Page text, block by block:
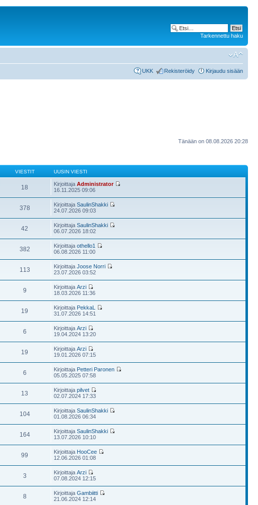
Tarkennettu haku
UKK Rekisteröidy Kirjaudu sisään
Tänään on 08.08.2026 20:28
VIESTIT UUSIN VIESTI
18 KirjoittajaAdministrator
16.11.2025 09:06
378 KirjoittajaSaulinShakki
24.07.2026 09:03
42 KirjoittajaSaulinShakki
06.07.2026 18:02
382 Kirjoittajaothello1
06.08.2026 11:00
113 KirjoittajaJoose Norri
23.07.2026 03:52
9 KirjoittajaArzi
18.03.2026 11:36
19 Kirjoittaja PekkaL
31.07.2026 14:51
6 KirjoittajaArzi
19.04.2024 13:20
19 KirjoittajaArzi
19.01.2026 07:15
6 Kirjoittaja Petteri Paronen
05.05.2025 07:58
13 Kirjoittajapilvet
02.07.2024 17:33
104 KirjoittajaSaulinShakki
01.08.2026 06:34
164 KirjoittajaSaulinShakki
13.07.2026 10:10
99 Kirjoittaja HooCee
12.06.2026 01:08
3 KirjoittajaArzi
07.08.2024 12:15
8 KirjoittajaGambiitti
21.06.2024 12:14